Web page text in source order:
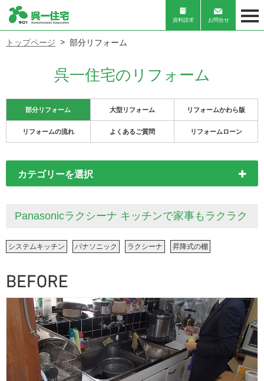
資料請求 お問合せ
トップページ 部分リフォーム
呉一住宅のリフォーム
部分リフォーム 大型リフォーム リフォームかわら版
リフォームの流れ よくあるご質問 リフォームローン
カテゴリーを選択
Panasonicラクシーナ キッチンで家事もラクラク
システムキッチン パナソニック ラクシーナ 昇降式の棚